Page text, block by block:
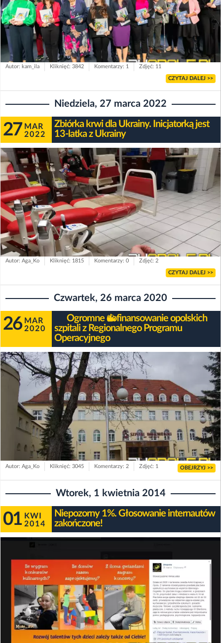
Autor: kam_ila Kliknięć: 3842 Komentarzy: 1 Zdjęć: 11
CZYTAJ DALEJ >>
Niedziela, 27 marca 2022
27 MAR
2022
Zbiórka krwi dla Ukrainy. Inicjatorką jest
13-latka z Ukrainy
Autor: Aga_Ko Kliknięć: 1815 Komentarzy: 0 Zdjęć: 2
CZYTAJ DALEJ >>
Czwartek, 26 marca 2020
26 MAR
2020
Ogromne dofinansowanie opolskich
szpitali z Regionalnego Programu
Operacyjnego
Autor: Aga_Ko Kliknięć: 3045 Komentarzy: 2 Zdjęć: 1 OBEJRZYJ >>
Wtorek, 1 kwietnia 2014
01 KWI
2014
Niepozorny 1%. Głosowanie internautów
zakończone!